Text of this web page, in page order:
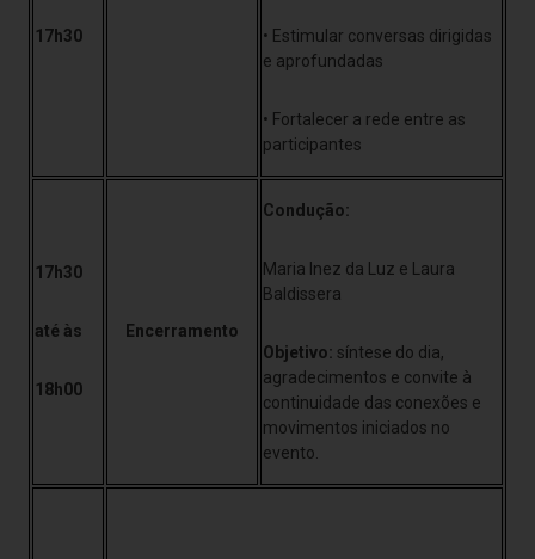
17h30
• Estimular conversas dirigidas
e aprofundadas
• Fortalecer a rede entre as
participantes
17h30
até às
18h00
Encerramento
Condução:
Maria Inez da Luz e Laura
Baldissera
Objetivo: síntese do dia,
agradecimentos e convite à
continuidade das conexões e
movimentos iniciados no
evento.